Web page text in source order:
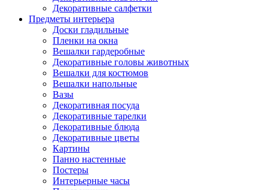
Декоративные салфетки
Предметы интерьера
Доски гладильные
Пленки на окна
Вешалки гардеробные
Декоративные головы животных
Вешалки для костюмов
Вешалки напольные
Вазы
Декоративная посуда
Декоративные тарелки
Декоративные блюда
Декоративные цветы
Картины
Панно настенные
Постеры
Интерьерные часы